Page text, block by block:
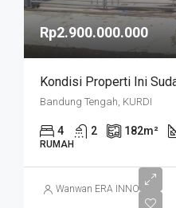
Rp2.900.000.000
Bandung Tengah, KURDI
4 2 182m²
RUMAH
Wanwan ERA INNO